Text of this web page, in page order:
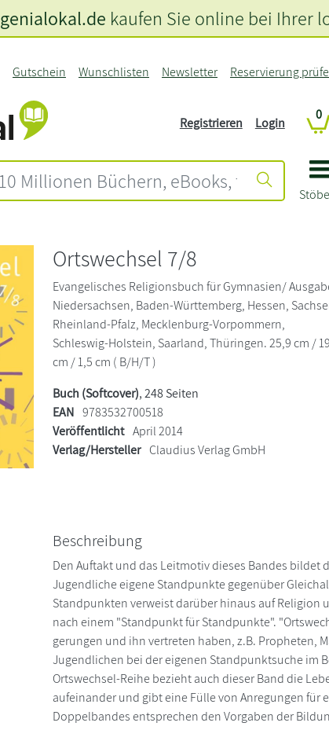
Gutschein Wunschlisten Newsletter Reservierung
Registrieren Login
0
genialokal.de kaufen Sie online bei Ihrer
Ortswechsel 7/8
Evangelisches Religionsbuch für Gymnasien/
Niedersachsen, Baden-Württemberg, Hessen,
Rheinland-Pfalz, Mecklenburg-Vorpommern,
Schleswig-Holstein, Saarland, Thüringen. 25,9 cm /
cm / 1,5 cm ( B/H/T )
Buch (Softcover), 248 Seiten
EAN 9783532700518
Veröffentlicht April 2014
Verlag/Hersteller Claudius Verlag GmbH
Beschreibung
Den Auftakt und das Leitmotiv dieses Bandes
Jugendliche eigene Standpunkte gegenüber
Standpunkten verweist darüber hinaus auf Religion
nach einem "Standpunkt für Standpunkte".
gerungen und ihn vertreten haben, z.B. Propheten,
Jugendlichen bei der eigenen Standpunktsuche im
Ortswechsel-Reihe bezieht auch dieser Band die
aufeinander und gibt eine Fülle von Anregungen
Doppelbandes entsprechen den Vorgaben der